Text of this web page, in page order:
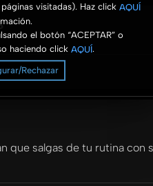
visitadas). Haz click AQUÍ
el botón “ACEPTAR” o
haciendo click AQUÍ.
Rechazar
que salgas de tu rutina con